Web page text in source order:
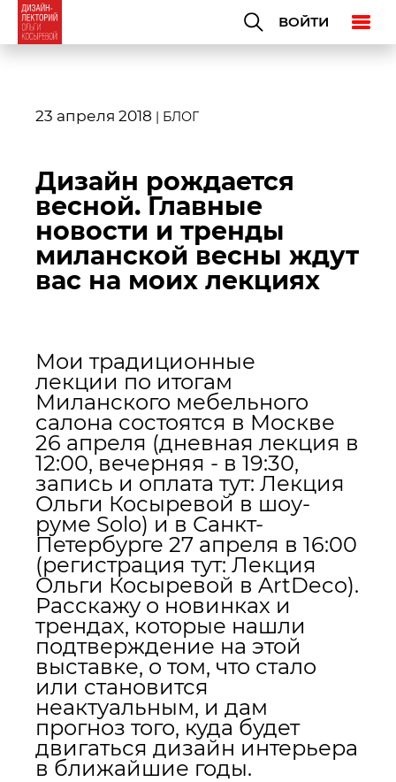
ВОЙТИ
23 апреля 2018 | БЛОГ
Дизайн рождается
весной. Главные
новости и тренды
миланской весны ждут
вас на моих лекциях
Мои традиционные
лекции по итогам
Миланского мебельного
салона состоятся в Москве
26 апреля (дневная лекция в
12:00, вечерняя - в 19:30,
запись и оплата тут: Лекция
Ольги Косыревой в шоу-
руме Solo) и в Санкт-
Петербурге 27 апреля в 16:00
(регистрация тут:Лекция
Ольги Косыревой в ArtDeco).
Расскажу о новинках и
трендах, которые нашли
подтверждение на этой
выставке, о том, что стало
или становится
неактуальным, и дам
прогноз того, куда будет
двигаться дизайн интерьера
в ближайшие годы.